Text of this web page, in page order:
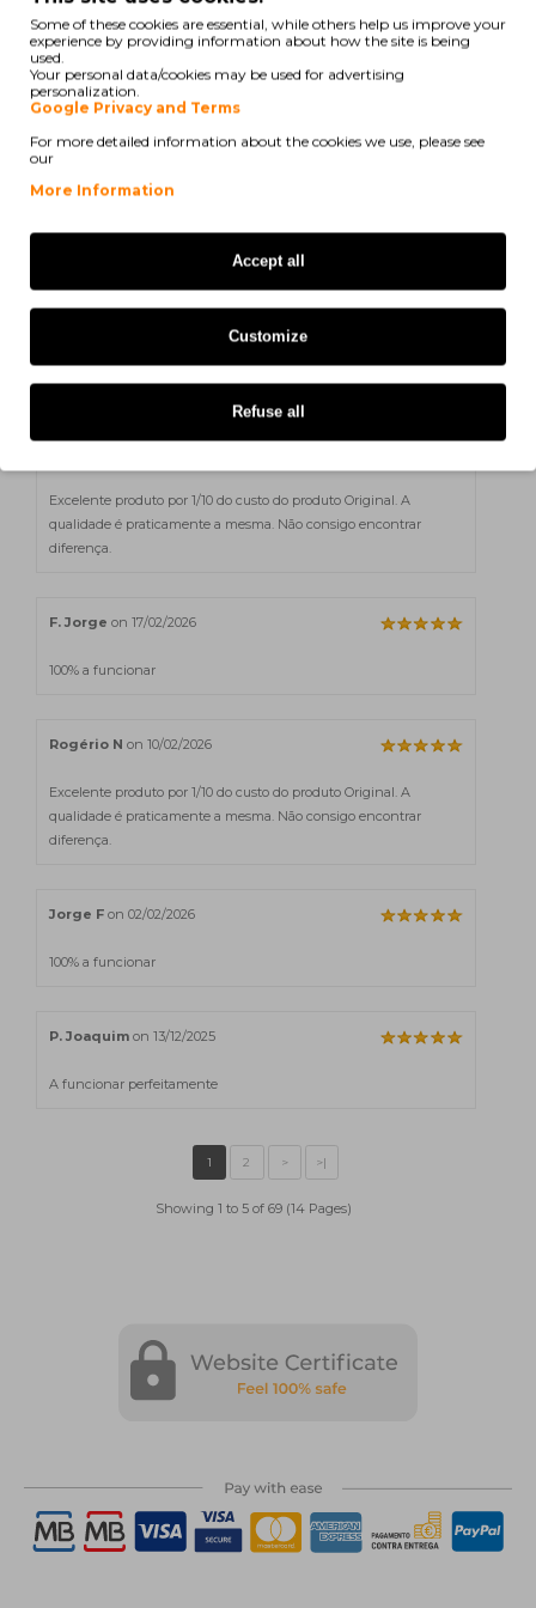
HP LaserJet Pro MFP M 227 Series
HP LaserJet Pro M 118 dw
HP LaserJet Pro MFP M 148 dw
HP LaserJet Pro MFP M 148 Series
HP LaserJet Pro MFP M 149 fdw
Excelente produto por 1/10 do custo do produto Original. A
qualidade é praticamente a mesma. Não consigo encontrar
diferença.
F. Jorge on 17/02/2026
100% a funcionar
Rogério N on 10/02/2026
Excelente produto por 1/10 do custo do produto Original. A
qualidade é praticamente a mesma. Não consigo encontrar
diferença.
Jorge F on 02/02/2026
100% a funcionar
P. Joaquim on 13/12/2025
A funcionar perfeitamente
Showing 1 to 5 of 69 (14 Pages)
Some of these cookies are essential, while others help us improve your
experience by providing information about how the site is being
used.
Your personal data/cookies may be used for advertising
personalization.
Google Privacy and Terms
For more detailed information about the cookies we use, please see
our
More Information
Accept all
Customize
Refuse all